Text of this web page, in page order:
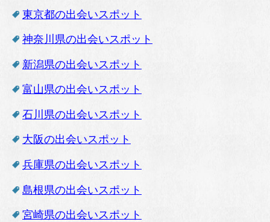
東京都の出会いスポット
神奈川県の出会いスポット
新潟県の出会いスポット
富山県の出会いスポット
石川県の出会いスポット
大阪の出会いスポット
兵庫県の出会いスポット
島根県の出会いスポット
宮崎県の出会いスポット